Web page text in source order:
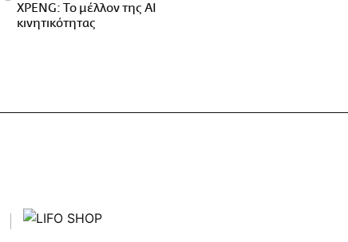
XPENG: Το μέλλον της AI
κινητικότητας